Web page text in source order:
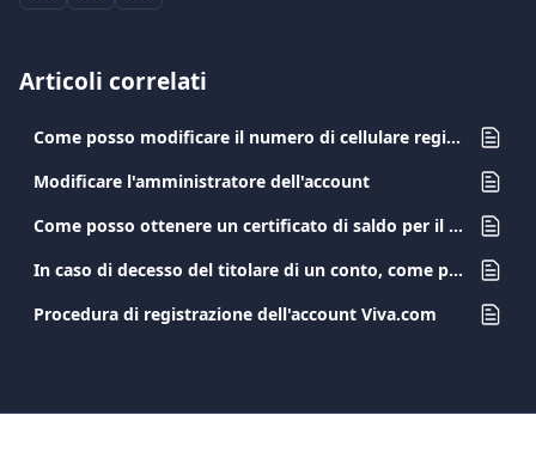
Articoli correlati
Come posso modificare il numero di cellulare registrato?
Modificare l'amministratore dell'account
Come posso ottenere un certificato di saldo per il mio conto aziendale?
In caso di decesso del titolare di un conto, come possono i beneficiari trasferire i fondi disponibili?
Procedura di registrazione dell'account Viva.com